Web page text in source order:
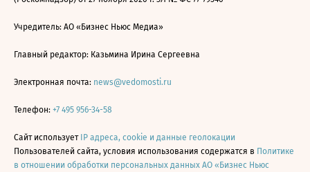
Учредитель: АО «Бизнес Ньюс Медиа»
Главный редактор: Казьмина Ирина Сергеевна
Электронная почта: news@vedomosti.ru
Телефон: +7 495 956-34-58
Сайт использует IP адреса, cookie и данные геолокации
Пользователей сайта, условия использования содержатся в Политике
в отношении обработки персональных данных АО «Бизнес Ньюс